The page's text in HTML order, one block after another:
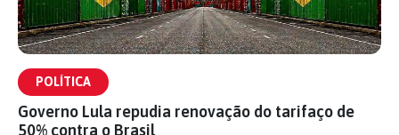
POLÍTICA
Governo Lula repudia renovação do tarifaço de
50% contra o Brasil